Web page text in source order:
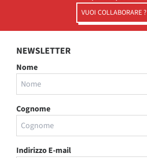
VUOI COLLABORARE ?
NEWSLETTER
Nome
Cognome
Indirizzo E-mail